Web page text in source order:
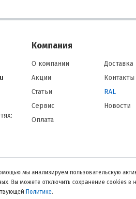
Компания
О компании
Акции
Статьи
Сервис
Оплата
Доставка
Контакты
RAL
Новости
мы анализируем пользовательскую
Вы можете отключить сохранение cookies
Политике.